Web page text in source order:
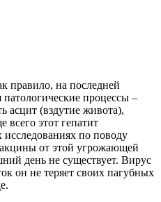
правило, на последней
патологические процессы –
асцит (вздутие живота),
всего этот гепатит
по поводу
от этой угрожающей
день не существует. Вирус
он не теряет своих пагубных